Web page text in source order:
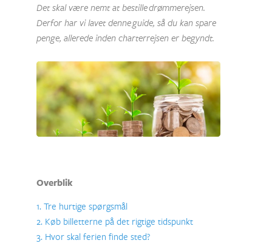
Det skal være nemt at bestille drømmerejsen.
Derfor har vi lavet denne guide, så du kan spare
penge, allerede inden charterrejsen er begyndt.
Overblik
1. Tre hurtige spørgsmål
2. Køb billetterne på det rigtige tidspunkt
3. Hvor skal ferien finde sted?